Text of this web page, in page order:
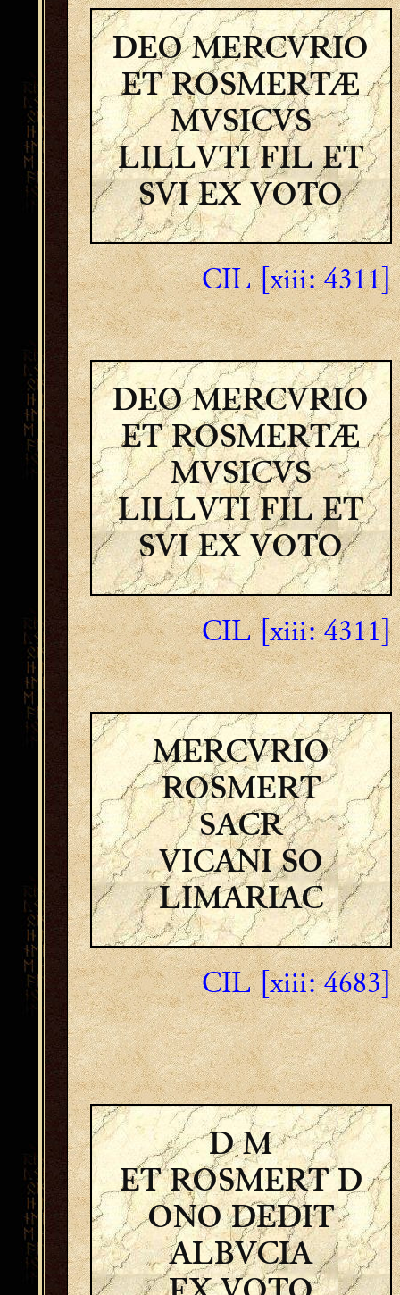
DEO MERCVRIO
ET ROSMERTÆ
MVSICVS
LILLVTI FIL ET
SVI EX VOTO
CIL [xiii: 4311]
DEO MERCVRIO
ET ROSMERTÆ
MVSICVS
LILLVTI FIL ET
SVI EX VOTO
CIL [xiii: 4311]
MERCVRIO
ROSMERT
SACR
VICANI SO
LIMARIAC
CIL [xiii: 4683]
D M
ET ROSMERT D
ONO DEDIT
ALBVCIA